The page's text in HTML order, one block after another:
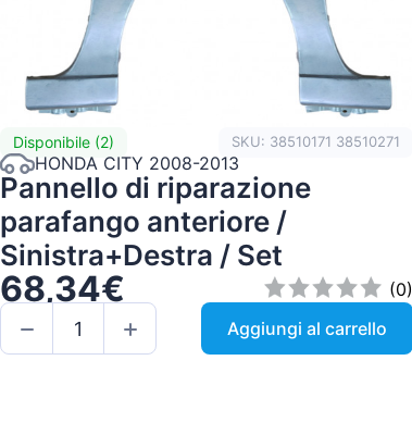
Disponibile (2) SKU: 38510171 38510271
HONDA CITY 2008-2013
Pannello di riparazione
parafango anteriore /
Sinistra+Destra / Set
68,34€
(0)
Aggiungi al carrello